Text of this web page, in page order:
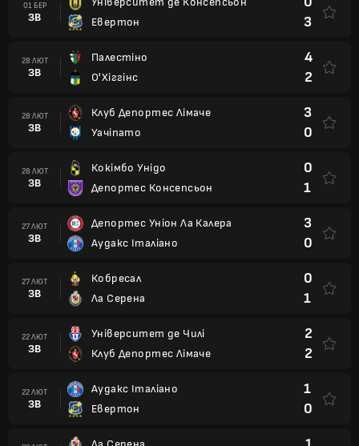
01 БЕР
ЗВ
Евертон
3
28 ЛЮТ
ЗВ
Палестіно
О'Хіггінс
4
2
28 ЛЮТ
ЗВ
Клуб Депортес Лімаче
Уачіпато
3
0
28 ЛЮТ
ЗВ
Кокімбо Унідо
Депортес Консепсьон
0
1
27 ЛЮТ
ЗВ
Депортес Уніон Ла Калера
Аудакс Італіано
3
0
27 ЛЮТ
ЗВ
Кобресал
Ла Серена
0
1
22 ЛЮТ
ЗВ
Університет де Чилі
Клуб Депортес Лімаче
2
2
22 ЛЮТ
ЗВ
Аудакс Італіано
Евертон
1
0